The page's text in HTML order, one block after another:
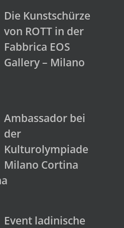
Die Kunstschürze
von ROTT in der
Fabbrica EOS
Gallery – Milano
Ambassador bei
der
Kulturolympiade
Milano Cortina
Event ladinische